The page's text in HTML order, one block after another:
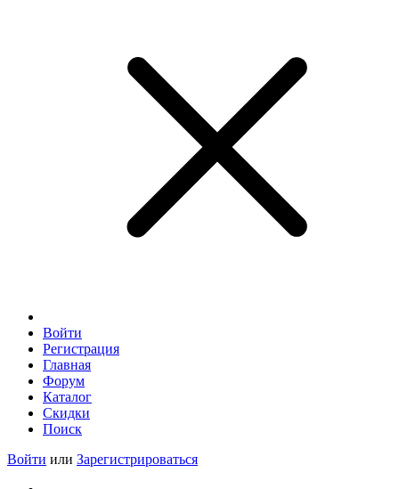
Войти
Регистрация
Главная
Форум
Каталог
Скидки
Поиск
Войти или Зарегистрироваться